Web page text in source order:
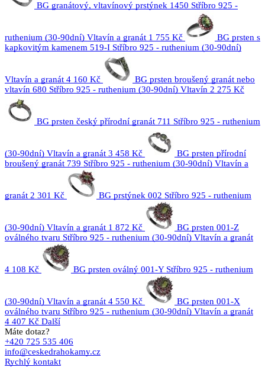
BG granátový, vltavínový prstýnek 1450 Stříbro 925 -
ruthenium (30-90dní) Vltavín a granát 1 755 Kč
BG prsten s
kapkovitým kamenem 519-I Stříbro 925 - ruthenium (30-90dní)
Vltavín a granát 4 160 Kč
BG prsten broušený granát nebo
vltavín 680 Stříbro 925 - ruthenium (30-90dní) Vltavín 2 275 Kč
BG prsten český přírodní granát 711 Stříbro 925 - ruthenium
(30-90dní) Vltavín a granát 3 458 Kč
BG prsten přírodní
broušený granát 739 Stříbro 925 - ruthenium (30-90dní) Vltavín a
granát 2 301 Kč BG prstýnek 002 Stříbro 925 - ruthenium
(30-90dní) Vltavín a granát 1 872 Kč
BG prsten 001-Z
oválného tvaru Stříbro 925 - ruthenium (30-90dní) Vltavín a granát
4 108 Kč BG prsten oválný 001-Y Stříbro 925 - ruthenium
(30-90dní) Vltavín a granát 4 550 Kč
BG prsten 001-X
oválného tvaru Stříbro 925 - ruthenium (30-90dní) Vltavín a granát
4 407 Kč Další
Máte dotaz?
+420 725 535 406
info@ceskedrahokamy.cz
Rychlý kontakt